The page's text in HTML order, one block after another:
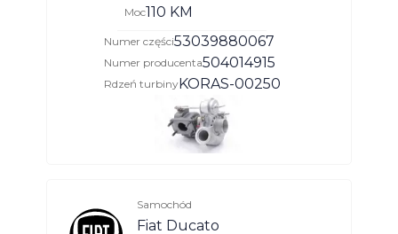
Moc110 KM
Numer części53039880067
Numer producenta504014915
Rdzeń turbinyKORAS-00250
Samochód
Fiat Ducato